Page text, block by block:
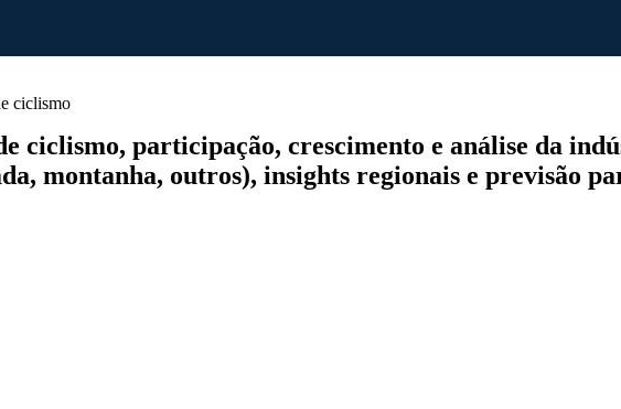
ciclismo
ciclismo, participação, crescimento e análise da
montanha, outros), insights regionais e previsão